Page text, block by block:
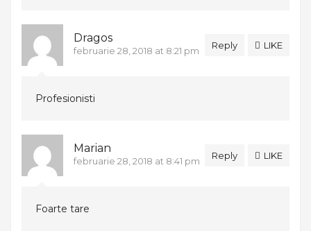
Dragos
februarie 28, 2018 at 8:21 pm Reply LIKE
Profesionisti
Marian
februarie 28, 2018 at 8:41 pm Reply LIKE
Foarte tare